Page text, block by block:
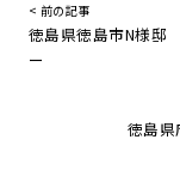
< 前の記事
徳島県徳島市N様
ー
徳島県